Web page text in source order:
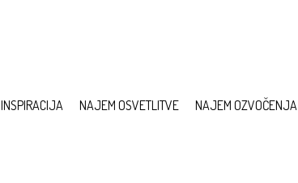
INSPIRACIJA NAJEM OSVETLITVE NAJEM OZVOČENJA